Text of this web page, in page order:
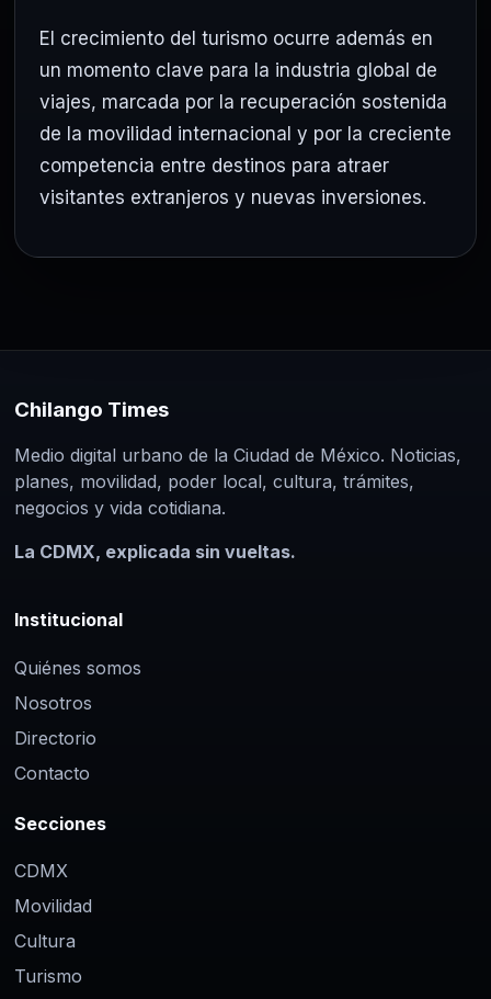
El crecimiento del turismo ocurre además en
un momento clave para la industria global de
viajes, marcada por la recuperación sostenida
de la movilidad internacional y por la creciente
competencia entre destinos para atraer
visitantes extranjeros y nuevas inversiones.
Chilango Times
Medio digital urbano de la Ciudad de México. Noticias,
planes, movilidad, poder local, cultura, trámites,
negocios y vida cotidiana.
La CDMX, explicada sin vueltas.
Institucional
Quiénes somos
Nosotros
Directorio
Contacto
Secciones
CDMX
Movilidad
Cultura
Turismo